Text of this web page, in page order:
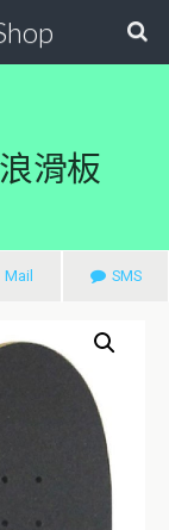
滑板
Mail SMS